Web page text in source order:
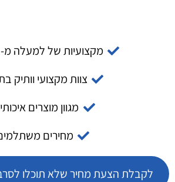
מקצועיות של למעלה מ- 14
צוות מקצועי וותיק
מגוון מוצרים
מחירים
לקבלת הצעת מחיר שלא תוכלו